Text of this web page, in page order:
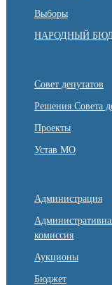
Выборы
НАРОДНЫЙ
Совет депутатов
Решения Совета
Проекты
Устав МО
Администрация
комиссия
Аукционы
Бюджет